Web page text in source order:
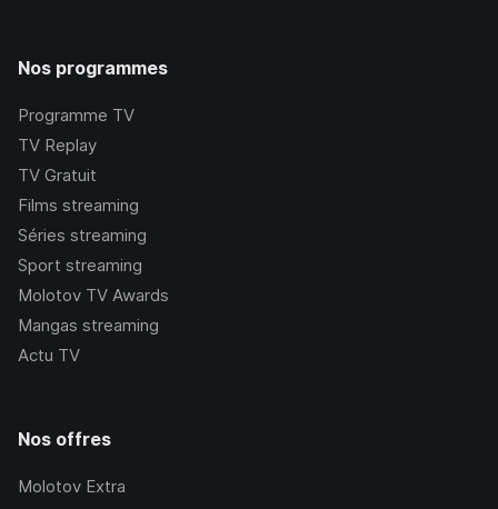
Nos programmes
Programme TV
TV Replay
TV Gratuit
Films streaming
Séries streaming
Sport streaming
Molotov TV Awards
Mangas streaming
Actu TV
Nos offres
Molotov Extra